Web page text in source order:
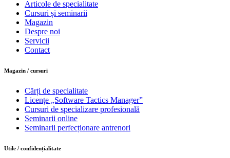
Articole de specialitate
Cursuri și seminarii
Magazin
Despre noi
Servicii
Contact
Magazin / cursuri
Cărți de specialitate
Licențe „Software Tactics Manager”
Cursuri de specializare profesională
Seminarii online
Seminarii perfecționare antrenori
Utile / confidențialitate